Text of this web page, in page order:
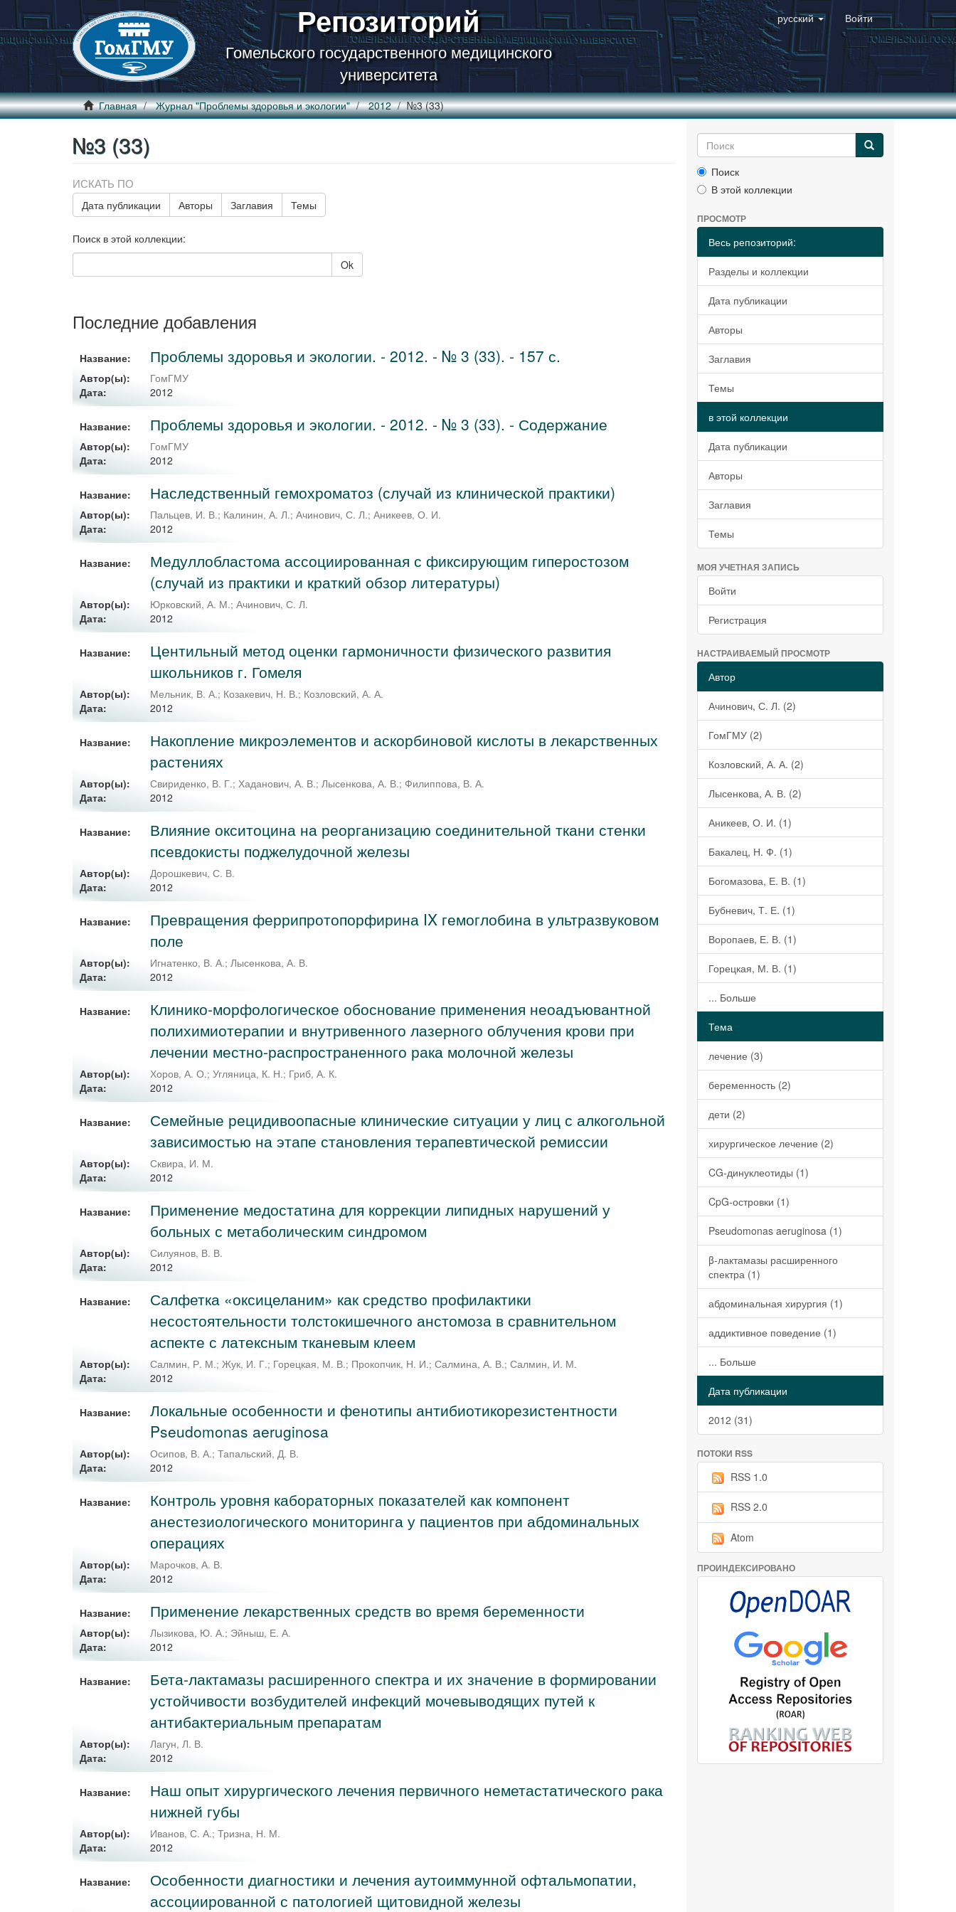
Репозиторий
Гомельского государственного медицинского
университета
русский Войти
Главная Журнал "Проблемы здоровья и экологии" 2012 №3 (33)
№3 (33)
ИСКАТЬ ПО
Дата публикации Авторы Заглавия Темы
Поиск в этой коллекции:
Ok
Последние добавления
Название: Проблемы здоровья и экологии. - 2012. - № 3 (33). - 157 с.
Автор(ы):
ГомГМУ
Дата:
2012
Название: Проблемы здоровья и экологии. - 2012. - № 3 (33). - Содержание
Автор(ы):
ГомГМУ
Дата:
2012
Название: Наследственный гемохроматоз (случай из клинической практики)
Автор(ы): Пальцев, И. В.; Калинин, А. Л.;Ачинович, С. Л.;Аникеев, О. И.
Дата:
2012
Название:
Медуллобластома ассоциированная с фиксирующим гиперостозом
(случай из практики и краткий обзор литературы)
Автор(ы): Юрковский, А. М.;Ачинович, С. Л.
Дата:
2012
Название:
Центильный метод оценки гармоничности физического развития
школьников г. Гомеля
Автор(ы): Мельник, В. А.; Козакевич, Н. В.; Козловский, А. А.
Дата:
2012
Название:
Накопление микроэлементов и аскорбиновой кислоты в лекарственных
растениях
Автор(ы): Свириденко, В. Г.;Хаданович, А. В.;Лысенкова, А. В.; Филиппова, В. А.
Дата:
2012
Название:
Влияние окситоцина на реорганизацию соединительной ткани стенки
псевдокисты поджелудочной железы
Автор(ы):
Дорошкевич, С. В.
Дата:
2012
Название:
Превращения феррипротопорфирина IX гемоглобина в ультразвуковом
поле
Автор(ы): Игнатенко, В. А.;Лысенкова, А. В.
Дата:
2012
Название:
Клинико-морфологическое обоснование применения неоадъювантной
полихимиотерапии и внутривенного лазерного облучения крови при
лечении местно-распространенного рака молочной железы
Автор(ы): Хоров, А. О.;Угляница, К. Н.; Гриб, А. К.
Дата:
2012
Название:
Семейные рецидивоопасные клинические ситуации у лиц с алкогольной
зависимостью на этапе становления терапевтической ремиссии
Автор(ы):
Сквира, И. М.
Дата:
2012
Название:
Применение медостатина для коррекции липидных нарушений у
больных с метаболическим синдромом
Автор(ы):
Силуянов, В. В.
Дата:
2012
Название:
Салфетка «оксицеланим» как средство профилактики
несостоятельности толстокишечного анстомоза в сравнительном
аспекте с латексным тканевым клеем
Автор(ы): Салмин, Р. М.;Жук, И. Г.; Горецкая, М. В.; Прокопчик, Н. И.;Салмина, А. В.;Салмин, И. М.
Дата:
2012
Название:
Локальные особенности и фенотипы антибиотикорезистентности
Pseudomonas aeruginosa
Автор(ы): Осипов, В. А.;Тапальский, Д. В.
Дата:
2012
Название:
Контроль уровня кабораторных показателей как компонент
анестезиологического мониторинга у пациентов при абдоминальных
операциях
Автор(ы):
Марочков, А. В.
Дата:
2012
Название: Применение лекарственных средств во время беременности
Автор(ы): Лызикова, Ю. А.; Эйныш, Е. А.
Дата:
2012
Название:
Бета-лактамазы расширенного спектра и их значение в формировании
устойчивости возбудителей инфекций мочевыводящих путей к
антибактериальным препаратам
Автор(ы):
Лагун, Л. В.
Дата:
2012
Название:
Наш опыт хирургического лечения первичного неметастатического рака
нижней губы
Автор(ы): Иванов, С. А.;Тризна, Н. М.
Дата:
2012
Название:
Особенности диагностики и лечения аутоиммунной офтальмопатии,
ассоциированной с патологией щитовидной железы
Поиск
В этой коллекции
ПРОСМОТР
Весь репозиторий:
Разделы и коллекции
Дата публикации
Авторы
Заглавия
Темы
в этой коллекции
Дата публикации
Авторы
Заглавия
Темы
МОЯ УЧЕТНАЯ ЗАПИСЬ
Войти
Регистрация
НАСТРАИВАЕМЫЙ ПРОСМОТР
Автор
Ачинович, С. Л. (2)
ГомГМУ (2)
Козловский, А. А. (2)
Лысенкова, А. В. (2)
Аникеев, О. И. (1)
Бакалец, Н. Ф. (1)
Богомазова, Е. В. (1)
Бубневич, Т. Е. (1)
Воропаев, Е. В. (1)
Горецкая, М. В. (1)
... Больше
Тема
лечение (3)
беременность (2)
дети (2)
хирургическое лечение (2)
CG-динуклеотиды (1)
CpG-островки (1)
Pseudomonas aeruginosa (1)
β-лактамазы расширенного
спектра (1)
абдоминальная хирургия (1)
аддиктивное поведение (1)
... Больше
Дата публикации
2012 (31)
ПОТОКИ RSS
RSS 1.0
RSS 2.0
Atom
ПРОИНДЕКСИРОВАНО